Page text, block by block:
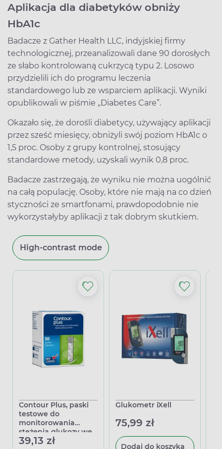
Aplikacja dla diabetyków obniży
HbA1c
Badacze z Gather Health LLC, indyjskiej firmy
technologicznej, przeanalizowali dane 90 dorosłych
ze słabo kontrolowaną cukrzycą typu 2. Losowo
przydzielili ich do programu leczenia
standardowego lub ze wsparciem aplikacji. Wyniki
opublikowali w piśmie „Diabetes Care”.
Okazało się, że dorośli diabetycy, używający aplikacji
przez sześć miesięcy, obniżyli swój poziom HbA1c o
1,5 proc. Osoby z grupy kontrolnej, stosujący
standardowe metody, uzyskali wynik 0,8 proc.
Badacze zastrzegają, że wyniku nie można uogólnić
na całą populację. Osoby, które nie mają na co dzień
styczności ze smartfonami, prawdopodobnie nie
wykorzystałyby aplikacji z tak dobrym skutkiem.
High-contrast mode
Contour Plus, paski
testowe do
monitorowania
stężenia glukozy we
krwi, 50 sztuk
39,13 zł
Glukometr iXell
75,99 zł
Dodaj do koszyka